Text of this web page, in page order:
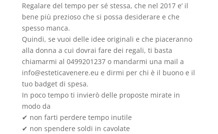
Regalare del tempo per sé stessa, che nel 2017 e’ il
bene più prezioso che si possa desiderare e che
spesso manca.
Quindi, se vuoi delle idee originali e che piaceranno
alla donna a cui dovrai fare dei regali, ti basta
chiamarmi al 0499201237 o mandarmi una mail a
info@esteticavenere.eu e dirmi per chi è il buono e il
tuo badget di spesa.
In poco tempo ti invierò delle proposte mirate in
modo da
✔ non farti perdere tempo inutile
✔ non spendere soldi in cavolate